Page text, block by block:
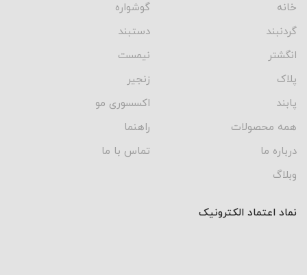
خانه
گوشواره
گردنبند
دستبند
انگشتر
نیمست
پلاک
زنجیر
پابند
اکسسوری مو
همه محصولات
راهنما
درباره ما
تماس با ما
وبلاگ
نماد اعتماد الکترونیک